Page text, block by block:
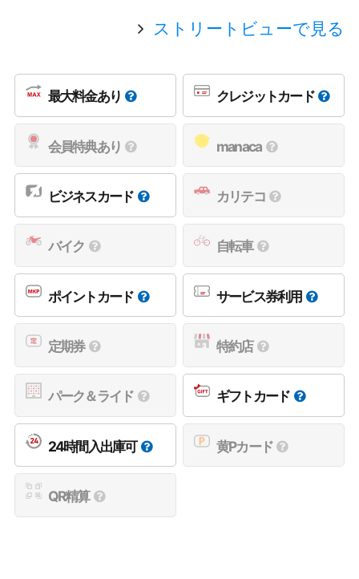
ストリートビューで見る
最大料金あり クレジットカード
会員特典あり manaca
ビジネスカード カリテコ
バイク 自転車
ポイントカード サービス券利用
定期券 特約店
パーク＆ライド ギフトカード
24時間入出庫可 黄Pカード
QR精算